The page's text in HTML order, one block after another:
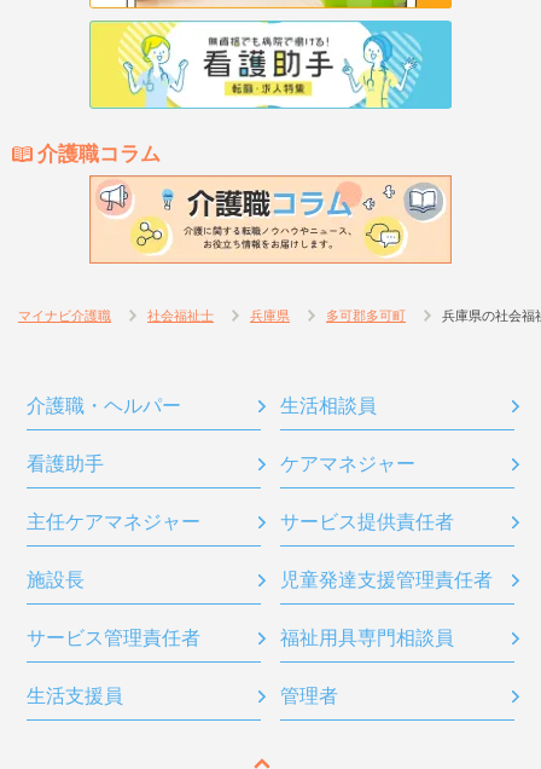
介護職コラム
マイナビ介護職 社会福祉士 兵庫県 多可郡多可町 兵庫県の社会福
介護職・ヘルパー 生活相談員
看護助手 ケアマネジャー
主任ケアマネジャー サービス提供責任者
施設長 児童発達支援管理責任者
サービス管理責任者 福祉用具専門相談員
生活支援員 管理者